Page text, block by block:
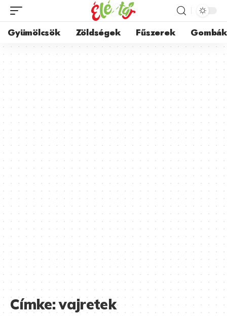
Gyümölcsök Zöldségek Fűszerek Gombák
Címke:vajretek